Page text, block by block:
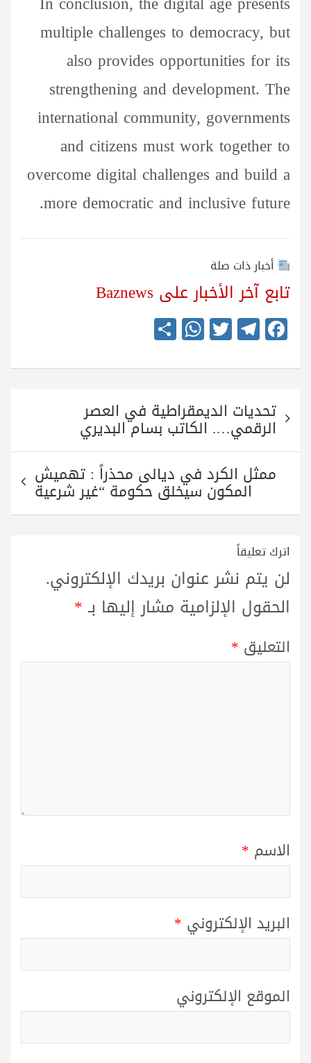
multiple challenges to democracy, but
also provides opportunities for its
strengthening and development. The
international community, governments
and citizens must work together to
overcome digital challenges and build a
more democratic and inclusive future.
أخبار ذات صلة
تابع آخر الأخبار على Baznews
Fa
ce
bo
ok
Te
le
gr
a
m
T
wi
tte
W
ha
ts
A
pp
re
تصفّح
المقالات
تحديات الديمقراطية في العصر
الرقمي…. الكاتب بسام البديري
ممثل الكرد في ديالى محذراً : تهميش
المكون سيخلق حكومة “غير شرعية
اترك تعليقاً
لن يتم نشر عنوان بريدك الإلكتروني.
الحقول الإلزامية مشار إليها بـ*
التعليق *
الاسم *
البريد الإلكتروني *
الموقع الإلكتروني